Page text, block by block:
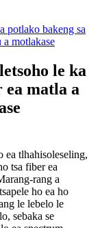
potlako bakeng sa
a motlakase
le ka
ea matla a
ea tlhahisoleseling,
tsa fiber ea
rang a
ho ea ho
le lebelo le
sebaka se